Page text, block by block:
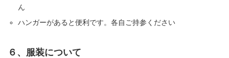
ん
ハンガーがあると便利です。各自ご持参ください
６、服装について